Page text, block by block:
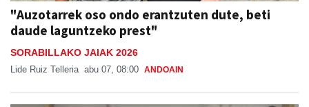
"Auzotarrek oso ondo erantzuten dute, beti
daude laguntzeko prest"
SORABILLAKO JAIAK 2026
Lide Ruiz Telleria abu 07, 08:00 ANDOAIN